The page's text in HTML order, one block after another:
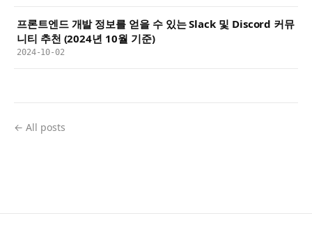
프론트엔드 개발 정보를 얻을 수 있는 Slack 및 Discord 커뮤
니티 추천 (2024년 10월 기준)
2024-10-02
← All posts